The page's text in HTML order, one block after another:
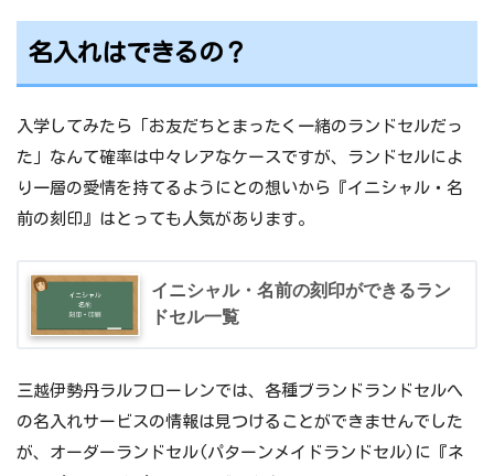
名入れはできるの？
入学してみたら「お友だちとまったく一緒のランドセルだっ
た」なんて確率は中々レアなケースですが、ランドセルによ
り一層の愛情を持てるようにとの想いから『イニシャル・名
前の刻印』はとっても人気があります。
イニシャル・名前の刻印ができるラン
ドセル一覧
三越伊勢丹ラルフローレンでは、各種ブランドランドセルへ
の名入れサービスの情報は見つけることができませんでした
が、オーダーランドセル(パターンメイドランドセル)に『ネ